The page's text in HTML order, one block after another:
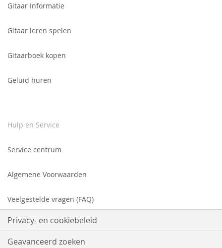
Gitaar Informatie
Gitaar leren spelen
Gitaarboek kopen
Geluid huren
Hulp en Service
Service centrum
Algemene Voorwaarden
Veelgestelde vragen (FAQ)
Privacy- en cookiebeleid
Geavanceerd zoeken